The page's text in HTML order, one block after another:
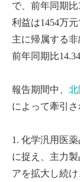
で、前年同期
利益は1454万
主に帰属する非
前年同期比
報告期間中、 北
によって牽引さ
1. 化学汎用医
に捉え、主力
アを拡大し続